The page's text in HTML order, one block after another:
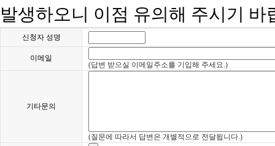
발생하오니 이점 유의해 주시기 바
신청자 성명
이메일
(답변 받으실 이메일주소를 기입해 주세요.)
기타문의
(질문에 따라서 답변은 개별적으로 전달됩니다.)